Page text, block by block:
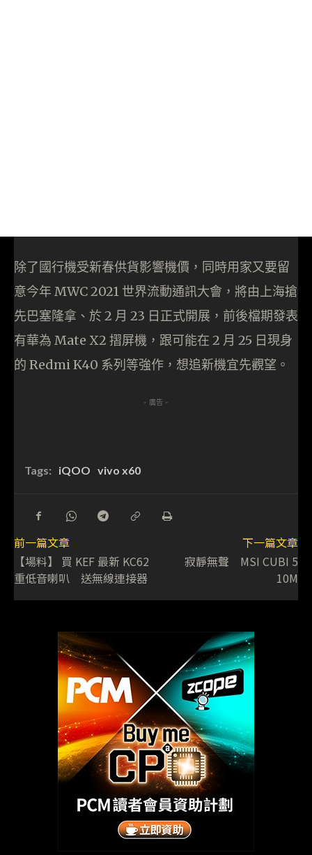
除了國行機受新春供貨影響機價，同時用家又要留
意今年 MWC 2021 世界流動通訊大會，將由上海搶
先巴塞隆拿、於 2 月 23 日正式開展，前後檔期發表
有華為 Mate X2 摺屏機，跟可能在 2 月 25 日現身
的 Redmi K40 系列等強作，想追新機宜先觀望。
- 廣告 -
Tags: iQOO vivo x60
前一篇文章
【場料】 買 KEF 最新 KC62
重低音喇叭 送無線連接器
下一篇文章
寂靜無聲 MSI CUBI 5
10M